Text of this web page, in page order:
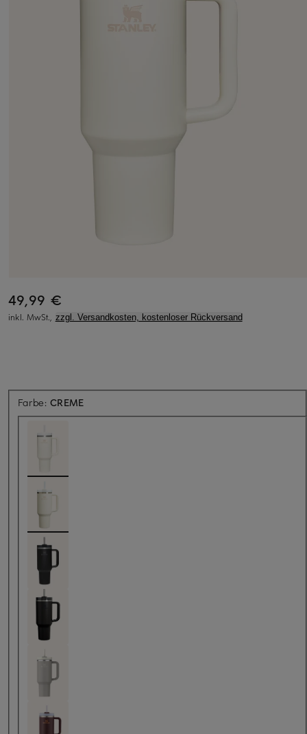
49,99 €
inkl. MwSt., zzgl. Versandkosten, kostenloser Rückversand
Farbe:CREME